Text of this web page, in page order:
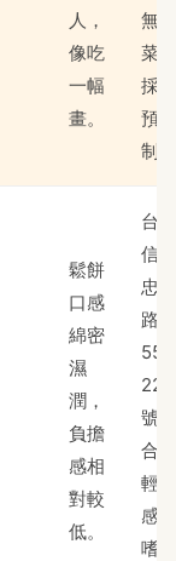
人，
像吃
一幅
畫。
無
菜
採
預約
制。
鬆餅
口感
綿密
濕
潤，
負擔
感相
對較
低。
台
信
忠
路
22
號
合
輕食
感
嗜